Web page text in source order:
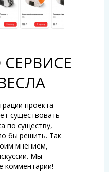
проекта
существовать
по существу,
бы решить. Так
мнением,
Мы
комментарии!